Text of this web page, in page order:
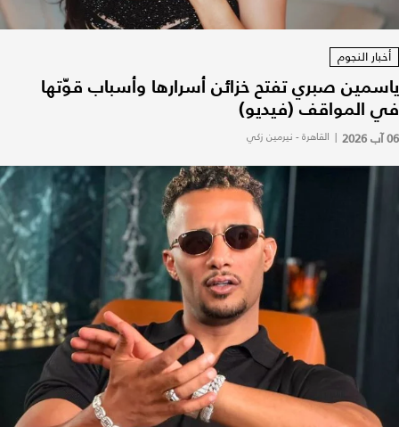
أخبار النجوم
ياسمين صبري تفتح خزائن أسرارها وأسباب قوّتها
في المواقف (فيديو)
06 آب 2026 | القاهرة - نيرمين زكي